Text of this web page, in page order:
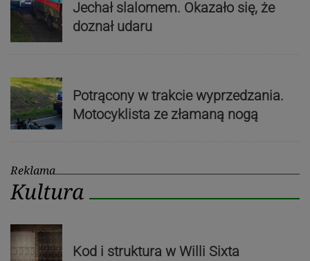
Jechał slalomem. Okazało się, że
doznał udaru
Potrącony w trakcie wyprzedzania.
Motocyklista ze złamaną nogą
Reklama
Kultura
Kod i struktura w Willi Sixta